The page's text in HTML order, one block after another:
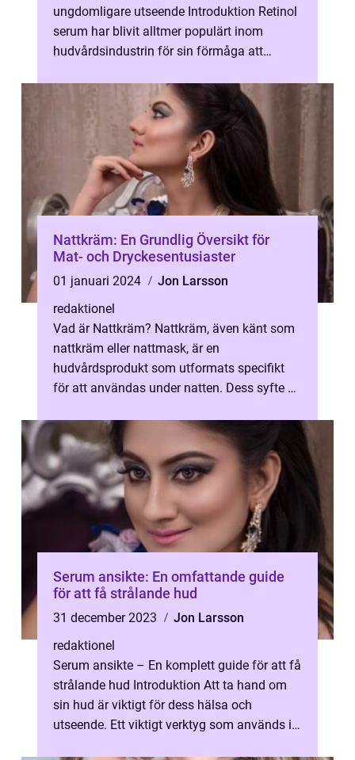
ungdomligare utseende Introduktion Retinol
serum har blivit alltmer populärt inom
hudvårdsindustrin för sin förmåga att
Nattkräm: En Grundlig Översikt för
Mat- och Dryckesentusiaster
01 januari 2024
Jon Larsson
redaktionel
Vad är Nattkräm? Nattkräm, även känt som
nattkräm eller nattmask, är en
hudvårdsprodukt som utformats specifikt
för att användas under natten. Dess syfte är
sove...
Serum ansikte: En omfattande guide
för att få strålande hud
31 december 2023
Jon Larsson
redaktionel
Serum ansikte – En komplett guide för att få
strålande hud Introduktion Att ta hand om
sin hud är viktigt för dess hälsa och
utseende. Ett viktigt verktyg som används i